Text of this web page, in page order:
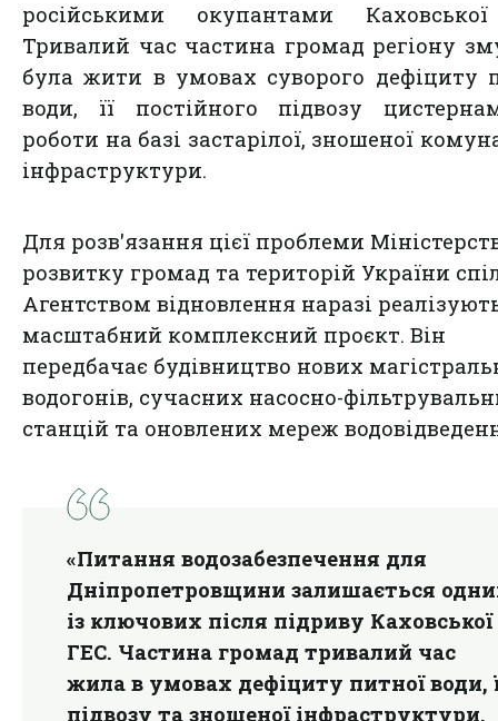
російськими окупантами
Тривалий час частина громад регіону
була жити в умовах суворого дефіциту
води, її постійного підвозу
роботи на базі застарілої, зношеної
інфраструктури.
Для розв'язання цієї проблеми
розвитку громад та територій України
Агентством відновлення наразі
масштабний комплексний проєкт. Він
передбачає будівництво нових
водогонів, сучасних насосно-
станцій та оновлених мереж
«Питання водозабезпечення для
Дніпропетровщини залишається
із ключових після підриву Каховської
ГЕС. Частина громад тривалий час
жила в умовах дефіциту питної води,
підвозу та зношеної інфраструктури.